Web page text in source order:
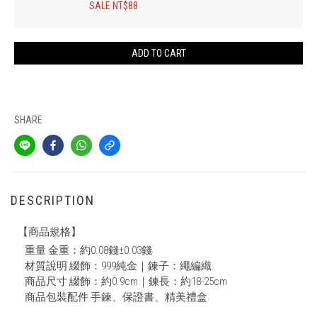
SALE NT$88
ADD TO CART
SHARE
DESCRIPTION
【商品規格】
重量 金重：約0.08錢±0.03錢
材質說明 綴飾：999純金｜鍊子：繩編織
商品尺寸 綴飾：約0.9cm｜鍊長：約18-25cm
商品包裝配件 手鍊、保證書、精美禮盒